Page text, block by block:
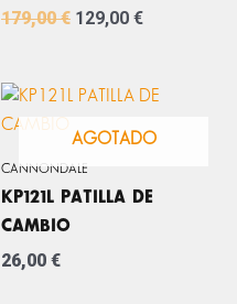
179,00€ 129,00 €
AGOTADO
CANNONDALE
KP121L PATILLA DE
CAMBIO
26,00 €